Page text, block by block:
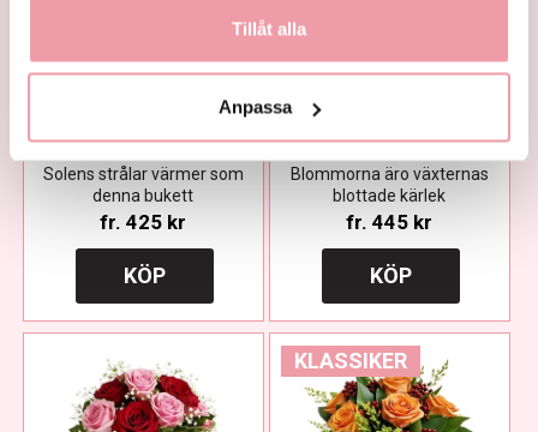
Tillåt alla
Anpassa
Solens strålar värmer som
denna bukett
fr. 425 kr
KÖP
Blommorna äro växternas
blottade kärlek
fr. 445 kr
KÖP
KLASSIKER